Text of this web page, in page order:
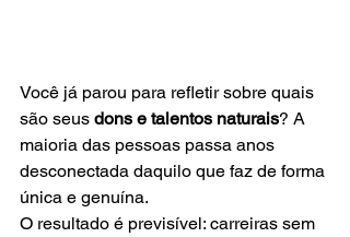
Você já parou para refletir sobre quais
são seus dons e talentos naturais? A
maioria das pessoas passa anos
desconectada daquilo que faz de forma
única e genuína.
O resultado é previsível: carreiras sem